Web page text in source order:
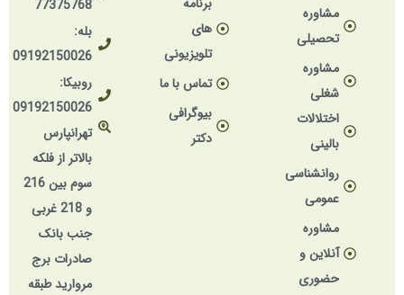
مشاوره
تحصیلی
مشاوره
شغلی
اختلالات
بالینی
روانشناسی
عمومی
مشاوره
آنلاین و
حضوری
های
تلویزیونی
تماس با ما
بیوگرافی
دکتر
77375768
09192150026
روبیکا:
09192150026
تهرانپارس
بالاتر از فلکه
سوم بین 216
و 218 غربی
جنب بانک
صادرات برج
مروارید طبقه